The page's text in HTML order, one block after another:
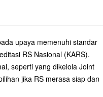
upaya memenuhi standar
RS Nasional (KARS).
seperti yang dikelola Joint
jika RS merasa siap dan